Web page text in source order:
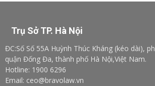
Trụ Sở TP. Hà Nội
ĐC:Số Số 55A Huỳnh Thúc Kháng (kéo dài),
quận Đống Đa, thành phố Hà Nội,Việt Nam.
Hotline: 1900 6296
Email: ceo@bravolaw.vn